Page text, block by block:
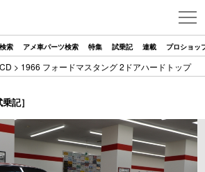
索 アメ車パーツ検索 特集 試乗記 連載 プロショッ
> 1966 フォードマスタング 2ドアハードトップ
乗記］